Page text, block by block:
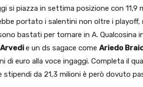
si piazza in settima posizione con 11,9
portato i salentini non oltre i playoff,
bastati per tornare in A. Qualcosina
Arvedie un ds sagace come Ariedo
di euro alla voce ingaggi. Completa il
da 21,3 milioni è però dovuto